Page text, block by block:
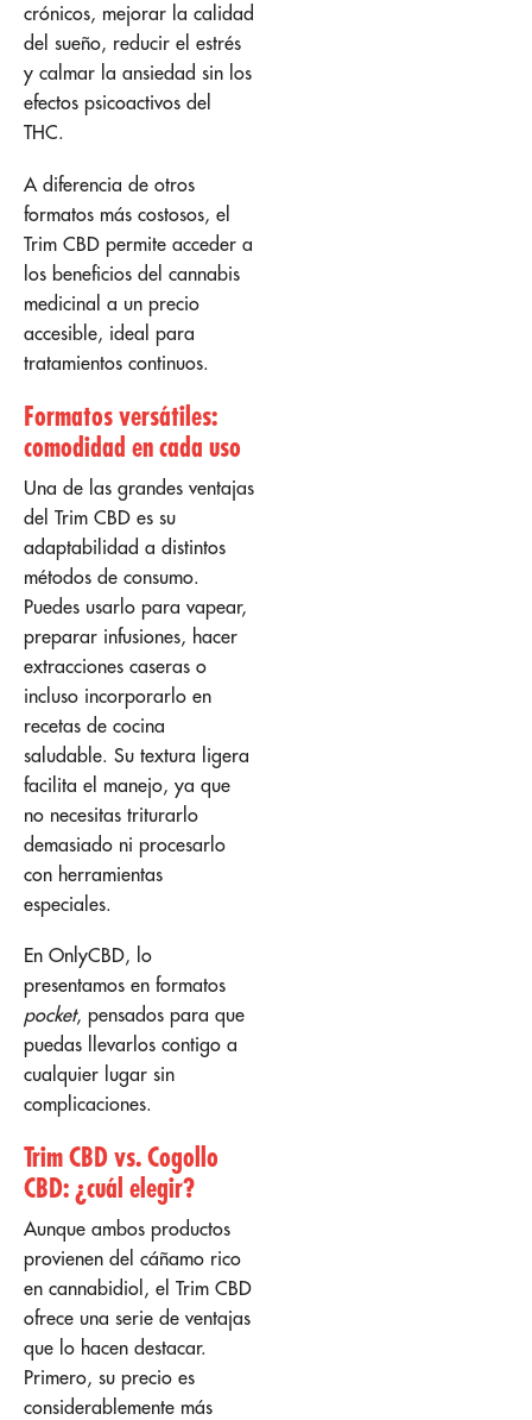
crónicos, mejorar la calidad
del sueño, reducir el estrés
y calmar la ansiedad sin los
efectos psicoactivos del
THC.
A diferencia de otros
formatos más costosos, el
Trim CBD permite acceder a
los beneficios del cannabis
medicinal a un precio
accesible, ideal para
tratamientos continuos.
Formatos versátiles:
comodidad en cada uso
Una de las grandes ventajas
del Trim CBD es su
adaptabilidad a distintos
métodos de consumo.
Puedes usarlo para vapear,
preparar infusiones, hacer
extracciones caseras o
incluso incorporarlo en
recetas de cocina
saludable. Su textura ligera
facilita el manejo, ya que
no necesitas triturarlo
demasiado ni procesarlo
con herramientas
especiales.
En OnlyCBD, lo
presentamos en formatos
pocket, pensados para que
puedas llevarlos contigo a
cualquier lugar sin
complicaciones.
Trim CBD vs. Cogollo
CBD: ¿cuál elegir?
Aunque ambos productos
provienen del cáñamo rico
en cannabidiol, el Trim CBD
ofrece una serie de ventajas
que lo hacen destacar.
Primero, su precio es
considerablemente más